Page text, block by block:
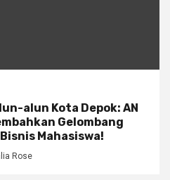
alun Kota Depok: AN
Gelombang
Mahasiswa!
Rose